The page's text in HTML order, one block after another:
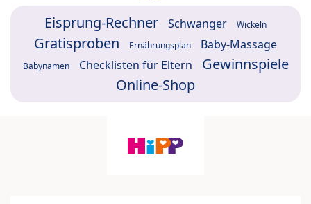
Eisprung-Rechner Schwanger Wickeln
Gratisproben Ernährungsplan Baby-Massage
Babynamen Checklisten für Eltern
Gewinnspiele
Online-Shop